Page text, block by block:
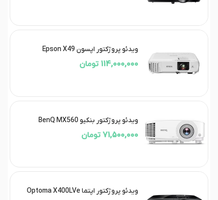
ویدئو پروژکتور اپسون Epson X49
114,000,000 تومان
ویدئو پروژکتور بنکیو BenQ MX560
71,500,000 تومان
ویدئو پروژکتور اپتما Optoma X400LVe